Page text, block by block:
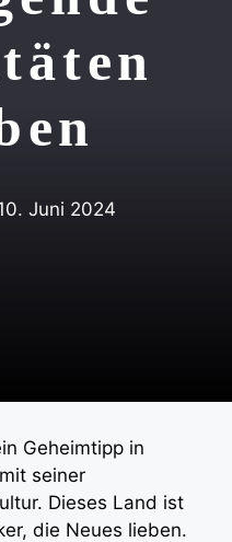
Juni 2024
Geheimtipp in
seiner
Dieses Land ist
die Neues lieben.